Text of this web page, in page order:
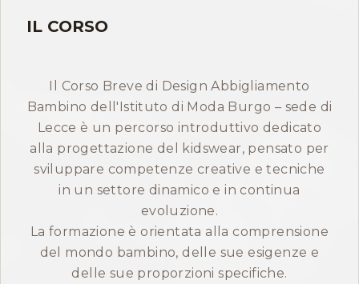
Open Day
Prenota consulenza gratuita
ENGLISH
IL CORSO
Il Corso Breve di Design Abbigliamento
Bambino dell'Istituto di Moda Burgo – sede di
Lecce è un percorso introduttivo dedicato
alla progettazione del kidswear, pensato per
sviluppare competenze creative e tecniche
in un settore dinamico e in continua
evoluzione.
La formazione è orientata alla comprensione
del mondo bambino, delle sue esigenze e
delle sue proporzioni specifiche.